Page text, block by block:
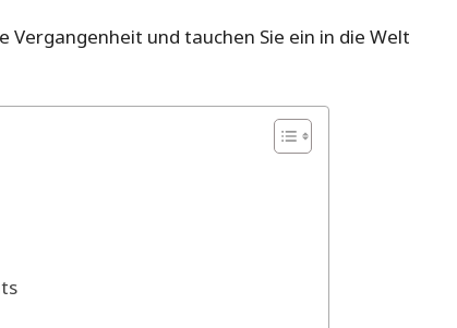
Vergangenheit und tauchen Sie ein in die Welt